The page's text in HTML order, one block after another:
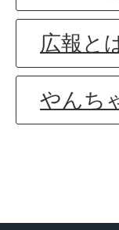
広報と
やんち